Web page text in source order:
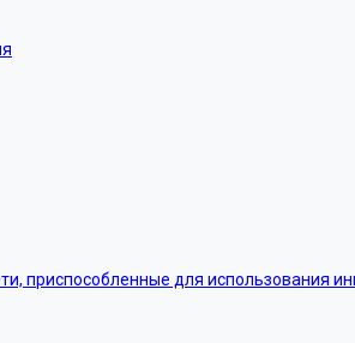
приспособленные для использования